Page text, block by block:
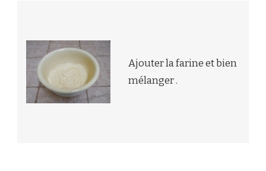
Ajouter la farine et bien
mélanger .